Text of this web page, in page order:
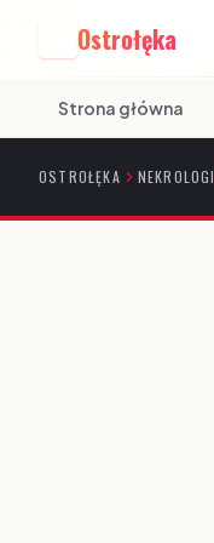
Ostrołęka
Strona główna
OSTROŁĘKA NEKROLOGI